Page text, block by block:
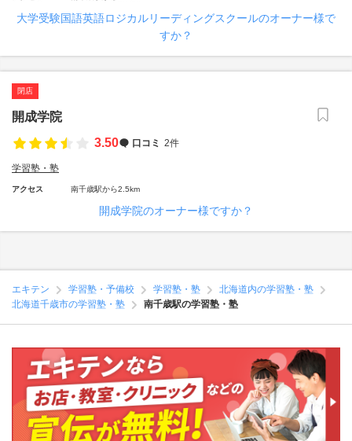
大学受験国語英語ロジカルリーディングスクールのオーナー様で
すか？
閉店
開成学院
3.50
口コミ 2件
学習塾・塾
アクセス 南千歳駅から2.5km
開成学院のオーナー様ですか？
エキテン 学習塾・予備校 学習塾・塾
北海道内の学習塾・塾
北海道千歳市の学習塾・塾
南千歳駅の学習塾・塾